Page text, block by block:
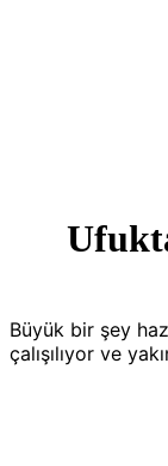
Büyük bir şey
çalışılıyor ve